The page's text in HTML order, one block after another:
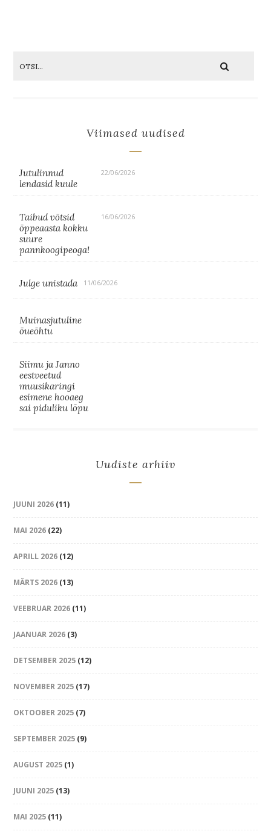
Viimased uudised
Jutulinnud
lendasid kuule
22/06/2026
Taibud võtsid
õppeaasta kokku
suure
pannkoogipeoga!
16/06/2026
Julge unistada 11/06/2026
Muinasjutuline
õueõhtu
Siimu ja Janno
eestveetud
muusikaringi
esimene hooaeg
sai piduliku lõpu
Uudiste arhiiv
JUUNI 2026 (11)
MAI 2026 (22)
APRILL 2026 (12)
MÄRTS 2026 (13)
VEEBRUAR 2026 (11)
JAANUAR 2026 (3)
DETSEMBER 2025 (12)
NOVEMBER 2025 (17)
OKTOOBER 2025 (7)
SEPTEMBER 2025 (9)
AUGUST 2025 (1)
JUUNI 2025 (13)
MAI 2025 (11)